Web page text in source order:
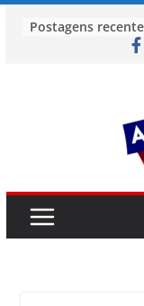
para
Postagens